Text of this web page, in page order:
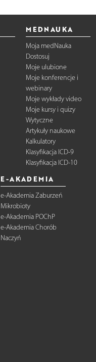
MEDNAUKA
Moja medNauka
Dostosuj
Moje ulubione
Moje konferencje i
webinary
Moje wykłady video
Moje kursy i quizy
Wytyczne
Artykuły naukowe
Kalkulatory
Klasyfikacja ICD-9
Klasyfikacja ICD-10
E-AKADEMIA
e-Akademia Zaburzeń
Mikrobioty
e-Akademia POChP
e-Akademia Chorób
Naczyń